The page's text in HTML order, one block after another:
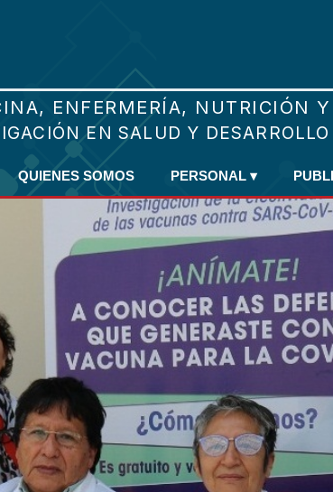
QUIENES SOMOS PERSONAL ▾